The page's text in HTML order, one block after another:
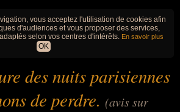
vous acceptez l'utilisation de cookies afin
d'audiences et vous proposer des services,
selon vos centres d'intérêts. En savoir plus
OK
des nuits parisiennes
de perdre. (avis sur